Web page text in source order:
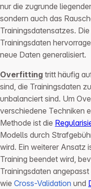
nur die zugrunde
sondern auch das
Trainingsdatensatzes.
Trainingsdaten
neue Daten generalisiert.
Overfitting tritt häufig
sind, die Trainingsdaten
unbalanciert sind. Um
verschiedene Techniken
Methode ist die
Modells durch
wird. Ein weiterer Ansatz
Training beendet wird,
Trainingsdaten
wie Cross-Validation und